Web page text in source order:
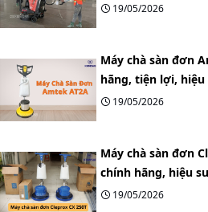
19/05/2026
Máy chà sàn đơn
hãng, tiện lợi, hiệu
19/05/2026
Máy chà sàn đơn
chính hãng, hiệu
19/05/2026